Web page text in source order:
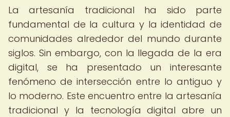
La artesanía tradicional ha sido parte
fundamental de la cultura y la identidad de
comunidades alrededor del mundo durante
siglos. Sin embargo, con la llegada de la era
digital, se ha presentado un interesante
fenómeno de intersección entre lo antiguo y
lo moderno. Este encuentro entre la artesanía
tradicional y la tecnología digital abre un